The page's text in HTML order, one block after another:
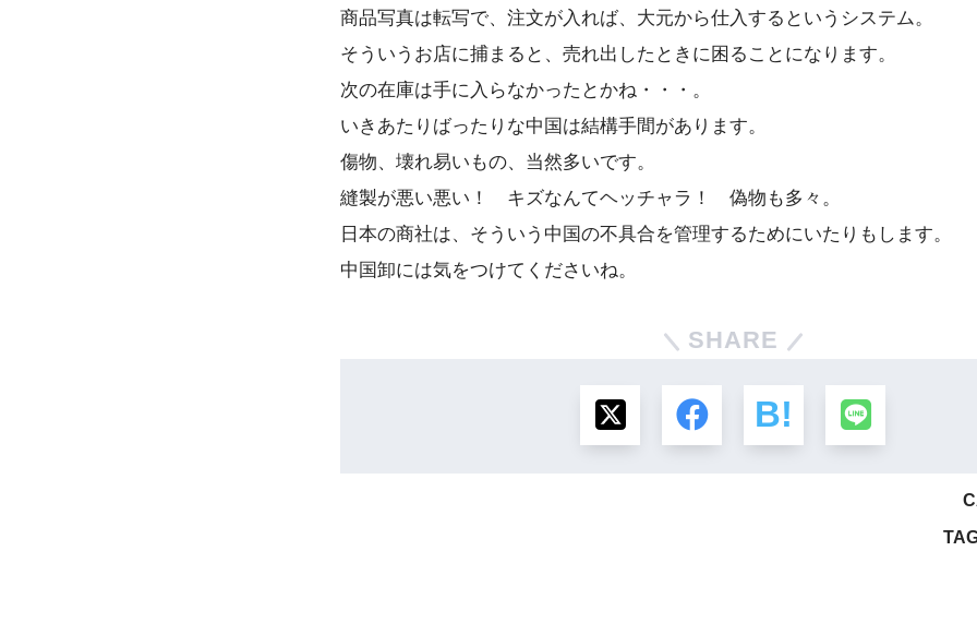
商品写真は転写で、注文が入れば、大元から仕入するというシステム。
そういうお店に捕まると、売れ出したときに困ることになります。
次の在庫は手に入らなかったとかね・・・。
いきあたりばったりな中国は結構手間があります。
傷物、壊れ易いもの、当然多いです。
縫製が悪い悪い！ キズなんてヘッチャラ！ 偽物も多々。
日本の商社は、そういう中国の不具合を管理するためにいたりもします。
中国卸には気をつけてくださいね。
SHARE